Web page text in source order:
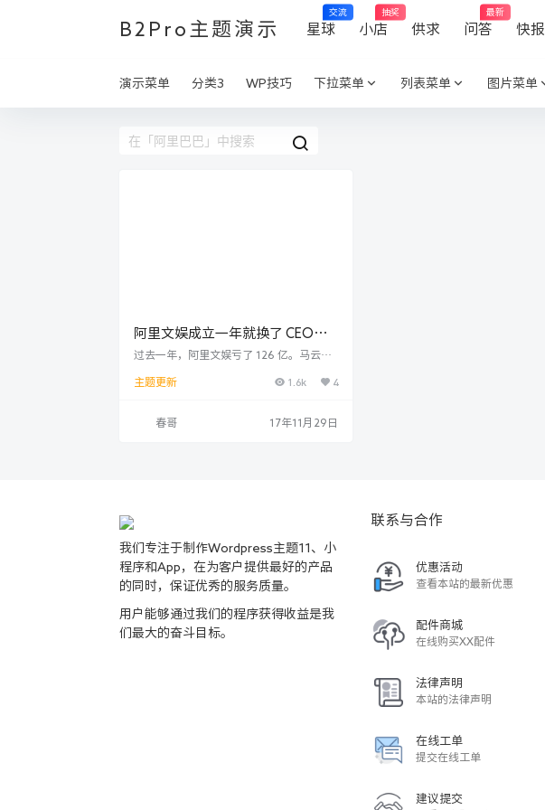
B2Pro主题演示 星球
交流
小店
抽奖
供求 问答
最新
快报
演示菜单 分类3 WP技巧 下拉菜单 列表菜单 图片菜单
阿里文娱成立一年就换了 CEO，
阿里在电商之外的新业务怎么样
过去一年，阿里文娱亏了 126 亿。马云
主题更新
1.6k 4
春哥 17年11月29日
我们专注于制作Wordpress主题11、小
程序和App，在为客户提供最好的产品
的同时，保证优秀的服务质量。
用户能够通过我们的程序获得收益是我
们最大的奋斗目标。
联系与合作
优惠活动
查看本站的最新优惠
配件商城
在线购买XX配件
法律声明
本站的法律声明
在线工单
提交在线工单
建议提交